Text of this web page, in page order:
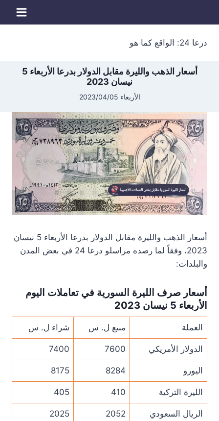
درعا 24: الواقع كما هو
أسعار الذهب والليرة مقابل الدولار بدرعا الأربعاء 5
نيسان 2023
الأربعاء 2023/04/05
أسعار الذهب والليرة مقابل الدولار بدرعا الأربعاء 5 نيسان
2023، وفقاً لما رصده مراسلو درعا 24 في بعض المدن
والبلدات:
أسعار صرف الليرة السورية في تعاملات اليوم
الأربعاء 5 نيسان 2023
العملة مبيع ل. س شراء ل. س
الدولار الأمريكي 7600
7400
اليورو 8284
8175
الليرة التركية 410
405
الريال السعودي 2052
2025